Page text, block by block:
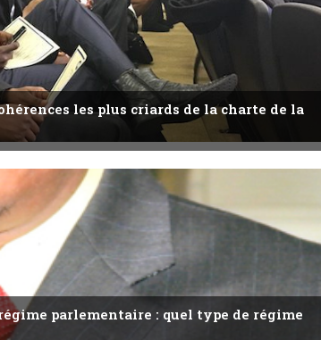
les plus criards de la charte de la
parlementaire : quel type de régime